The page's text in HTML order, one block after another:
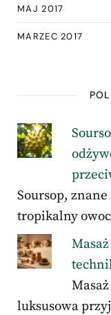
MAJ 2017
MARZEC 2017
Soursop,
tropikalny
luksusowa